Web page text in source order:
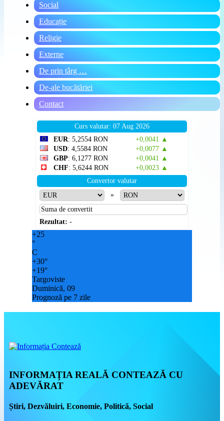
Social
Educație
Religie
Externe
De prin târg …
De-ale bucătăriei
Contact
Curs valutar: 07 Aug 2026
EUR: 5,2554 RON
+0,0041 ▲
USD: 4,5584 RON
+0,0077 ▲
GBP: 6,1277 RON
+0,0041 ▲
CHF: 5,6244 RON
+0,0023 ▲
Convertor valutar
»
Rezultat: -
+25
°
C
+30°
+19°
Targoviste
Duminică, 09
Prognoză pe 7 zile
INFORMAȚIA REALĂ CONTEAZĂ CU
ADEVĂRAT
Știri, Dezvăluiri, Economie, Politică, Social